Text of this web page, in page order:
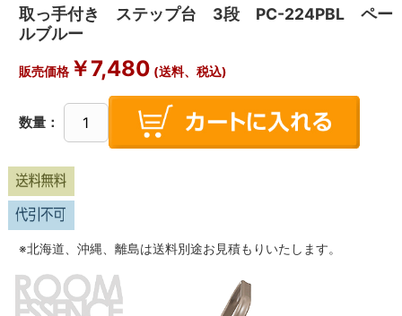
取っ手付き ステップ台 3段 PC-224PBL ペー
ルブルー
販売価格￥7,480 (送料、税込)
数量：
※北海道、沖縄、離島は送料別途お見積もりいたします。